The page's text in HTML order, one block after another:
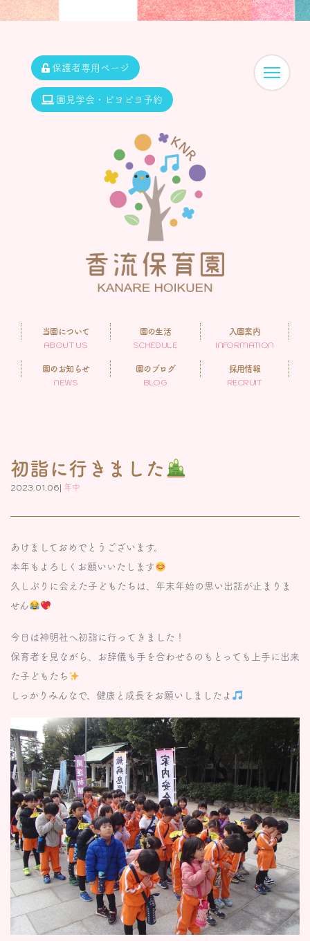
保護者専用ページ
園見学会・ピヨピヨ予約
当園について
ABOUT US
園の生活
SCHEDULE
入園案内
INFORMATION
園のお知らせ
NEWS
園のブログ
BLOG
採用情報
RECRUIT
初詣に行きました
2023.01.06| 年中
あけましておめでとうございます。
本年もよろしくお願いいたします
久しぶりに会えた子どもたちは、年末年始の思い出話が止まりま
せん
今日は神明社へ初詣に行ってきました！
保育者を見ながら、お辞儀も手を合わせるのもとっても上手に出来
た子どもたち
しっかりみんなで、健康と成長をお願いしましたよ